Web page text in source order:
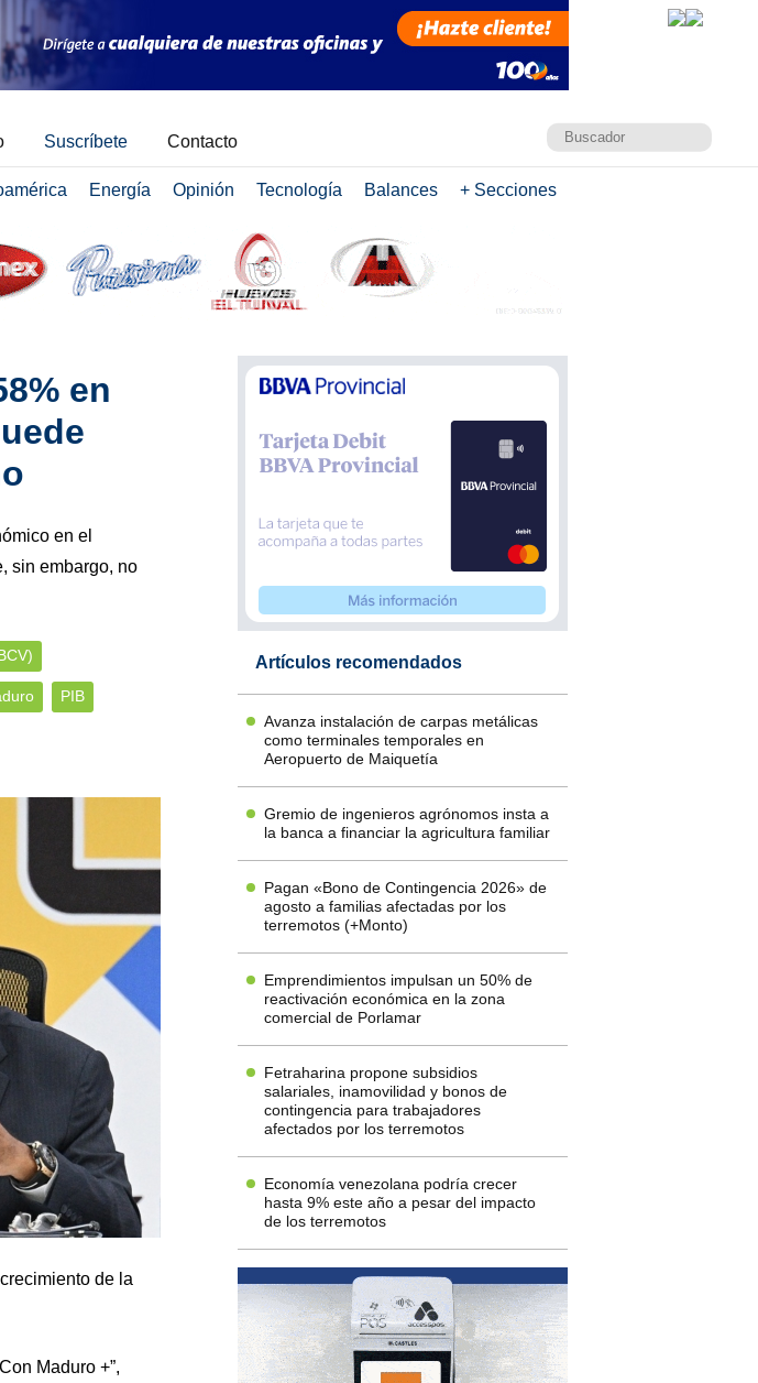
Suscríbete Contacto
Energía Opinión Tecnología Balances + Secciones
en
en el
sin embargo, no
PIB
de la
Maduro +”,
Artículos recomendados
Avanza instalación de carpas metálicas
como terminales temporales en
Aeropuerto de Maiquetía
Gremio de ingenieros agrónomos insta a
la banca a financiar la agricultura familiar
Pagan «Bono de Contingencia 2026» de
agosto a familias afectadas por los
terremotos (+Monto)
Emprendimientos impulsan un 50% de
reactivación económica en la zona
comercial de Porlamar
Fetraharina propone subsidios
salariales, inamovilidad y bonos de
contingencia para trabajadores
afectados por los terremotos
Economía venezolana podría crecer
hasta 9% este año a pesar del impacto
de los terremotos